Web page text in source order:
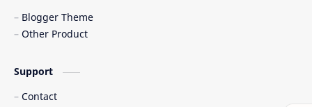
Blogger Theme
Other Product
Support
Contact